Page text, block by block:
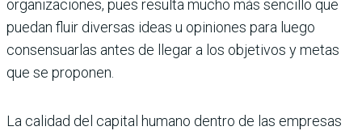
organizaciones, pues resulta mucho más sencillo que
puedan fluir diversas ideas u opiniones para luego
consensuarlas antes de llegar a los objetivos y metas
que se proponen.
La calidad del capital humano dentro de las empresas